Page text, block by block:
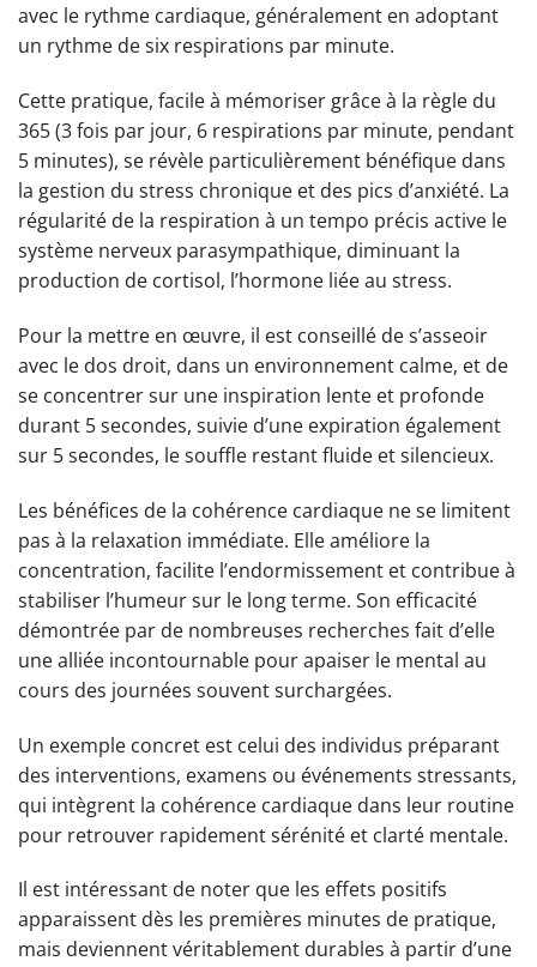
avec le rythme cardiaque, généralement en adoptant
un rythme de six respirations par minute.
Cette pratique, facile à mémoriser grâce à la règle du
365 (3 fois par jour, 6 respirations par minute, pendant
5 minutes), se révèle particulièrement bénéfique dans
la gestion du stress chronique et des pics d’anxiété. La
régularité de la respiration à un tempo précis active le
système nerveux parasympathique, diminuant la
production de cortisol, l’hormone liée au stress.
Pour la mettre en œuvre, il est conseillé de s’asseoir
avec le dos droit, dans un environnement calme, et de
se concentrer sur une inspiration lente et profonde
durant 5 secondes, suivie d’une expiration également
sur 5 secondes, le souffle restant fluide et silencieux.
Les bénéfices de la cohérence cardiaque ne se limitent
pas à la relaxation immédiate. Elle améliore la
concentration, facilite l’endormissement et contribue à
stabiliser l’humeur sur le long terme. Son efficacité
démontrée par de nombreuses recherches fait d’elle
une alliée incontournable pour apaiser le mental au
cours des journées souvent surchargées.
Un exemple concret est celui des individus préparant
des interventions, examens ou événements stressants,
qui intègrent la cohérence cardiaque dans leur routine
pour retrouver rapidement sérénité et clarté mentale.
Il est intéressant de noter que les effets positifs
apparaissent dès les premières minutes de pratique,
mais deviennent véritablement durables à partir d’une